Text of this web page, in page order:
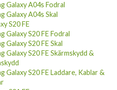
Galaxy A04s Skal
S20 FE
Galaxy S20 FE Fodral
Galaxy S20 FE Skal
Galaxy S20 FE Skärmskydd &
Galaxy S20 FE Laddare, Kablar &
S21 FE